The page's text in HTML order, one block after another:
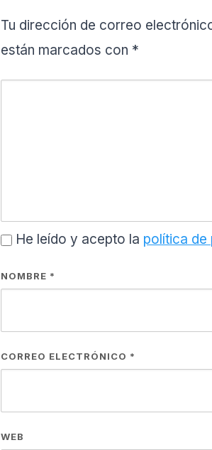
Tu dirección de correo
están marcados con *
He leído y acepto la política de
NOMBRE *
CORREO ELECTRÓNICO *
WEB